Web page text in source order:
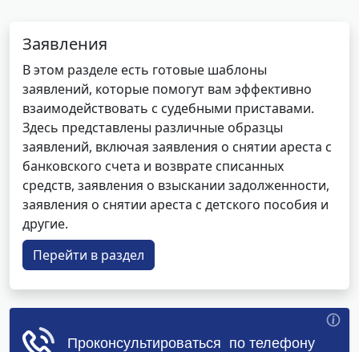
Заявления
В этом разделе есть готовые шаблоны
заявлений, которые помогут вам эффективно
взаимодействовать с судебными приставами.
Здесь представлены различные образцы
заявлений, включая заявления о снятии ареста с
банковского счета и возврате списанных
средств, заявления о взыскании задолженности,
заявления о снятии ареста с детского пособия и
другие.
Перейти в раздел